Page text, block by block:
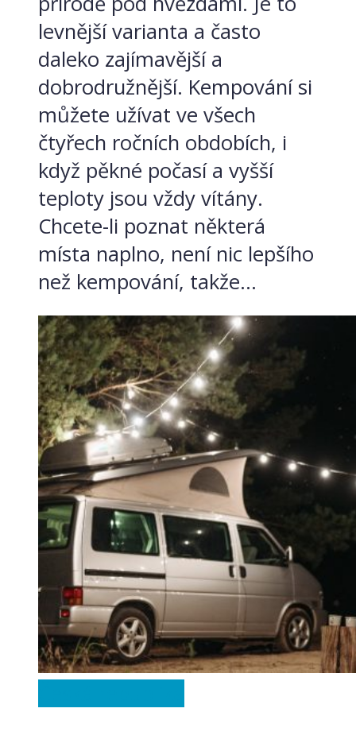
levnější varianta a často
daleko zajímavější a
dobrodružnější. Kempování si
můžete užívat ve všech
čtyřech ročních obdobích, i
když pěkné počasí a vyšší
teploty jsou vždy vítány.
Chcete-li poznat některá
místa naplno, není nic lepšího
než kempování, takže...